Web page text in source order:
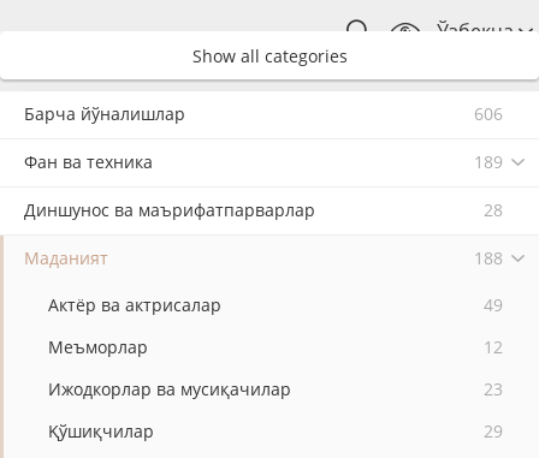
Ўзбекча
Show all categories
Барча йўналишлар 606
Фан ва техника 189
Диншунос ва маърифатпарварлар 28
Маданият 188
Актёр ва актрисалар
49
Меъморлар
12
Ижодкорлар ва мусиқачилар
23
Қўшиқчилар
29